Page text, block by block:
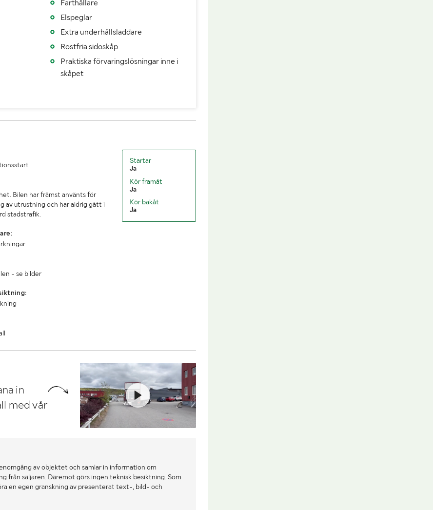
Totalvikt (kg) 15990
Tillåten lastvikt (kg)
Farthållare
Elspeglar
Extra underhållsladdare
Rostfria sidoskåp
Praktiska förvaringslösningar inne i
skåpet
Bilen har främst använts för
av utrustning och har aldrig gått i
stadstrafik.
- se bilder
Startar
Ja
Kör framåt
Ja
Kör bakåt
Ja
in
med vår
av objektet och samlar in information om
från säljaren. Däremot görs ingen teknisk besiktning. Som
en egen granskning av presenterat text-, bild- och